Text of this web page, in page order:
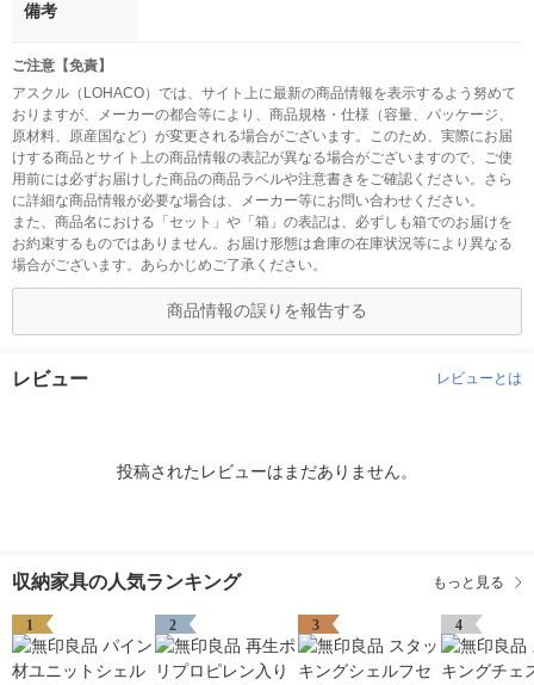
備考
ご注意【免責】
アスクル（LOHACO）では、サイト上に最新の商品情報を表示するよう努めて
おりますが、メーカーの都合等により、商品規格・仕様（容量、パッケージ、
原材料、原産国など）が変更される場合がございます。このため、実際にお届
けする商品とサイト上の商品情報の表記が異なる場合がございますので、ご使
用前には必ずお届けした商品の商品ラベルや注意書きをご確認ください。さら
に詳細な商品情報が必要な場合は、メーカー等にお問い合わせください。
また、商品名における「セット」や「箱」の表記は、必ずしも箱でのお届けを
お約束するものではありません。お届け形態は倉庫の在庫状況等により異なる
場合がございます。あらかじめご了承ください。
商品情報の誤りを報告する
レビュー レビューとは
投稿されたレビューはまだありません。
収納家具の人気ランキング もっと見る
1 2 3 4